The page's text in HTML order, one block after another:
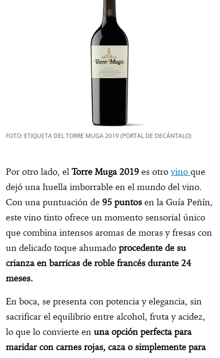
FOTO: ETIQUETA DEL TORRE MUGA 2019 (PORTAL DE DECÁNTALO)
Por otro lado, elTorre Muga 2019 es otro vino que
dejó una huella imborrable en el mundo del vino.
Con una puntuación de 95 puntos en la Guía Peñín,
este vino tinto ofrece un momento sensorial único
que combina intensos aromas de moras y fresas con
un delicado toque ahumado procedente de su
crianza en barricas de roble francés durante 24
meses.
En boca, se presenta con potencia y elegancia, sin
sacrificar el equilibrio entre alcohol, fruta y acidez,
lo que lo convierte en una opción perfecta para
maridar con carnes rojas, caza o simplemente para